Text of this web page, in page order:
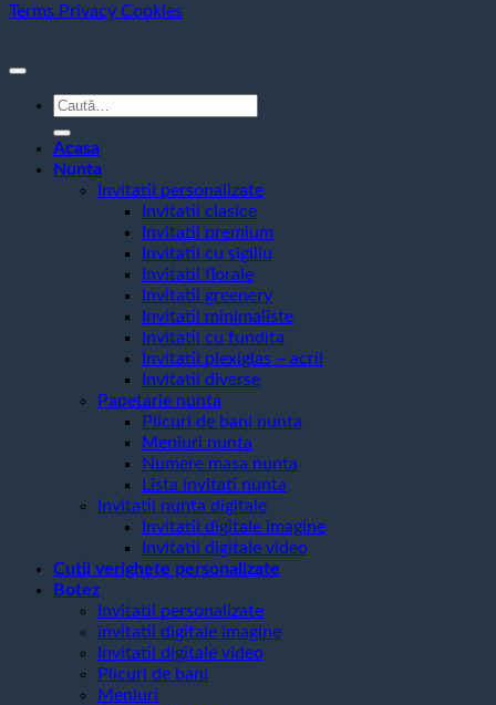
Terms Privacy Cookies
Caută
după:
Acasa
Nunta
Invitatii personalizate
Invitatii clasice
Invitatii premium
Invitatii cu sigiliu
Invitatii florale
Invitatii greenery
Invitatii minimaliste
Invitatii cu fundita
Invitatii plexiglas – acril
Invitatii diverse
Papetarie nunta
Plicuri de bani nunta
Meniuri nunta
Numere masa nunta
Lista invitati nunta
Invitatii nunta digitale
Invitatii digitale imagine
Invitatii digitale video
Cutii verighete personalizate
Botez
Invitatii personalizate
invitatii digitale imagine
Invitatii digitale video
Plicuri de bani
Meniuri